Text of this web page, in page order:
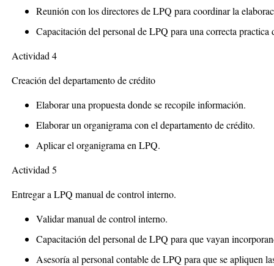
Reunión con los directores de LPQ para coordinar la
Capacitación del personal de LPQ para una correcta practica
Actividad 4
Creación del departamento de crédito
Elaborar una propuesta donde se recopile información.
Elaborar un organigrama con el departamento de crédito.
Aplicar el organigrama en LPQ.
Actividad 5
Entregar a LPQ manual de control interno.
Validar manual de control interno.
Capacitación del personal de LPQ para que vayan
Asesoría al personal contable de LPQ para que se apliquen